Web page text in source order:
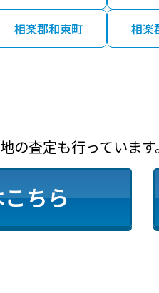
相楽郡和束町 相楽
査定も行っています。
ちら